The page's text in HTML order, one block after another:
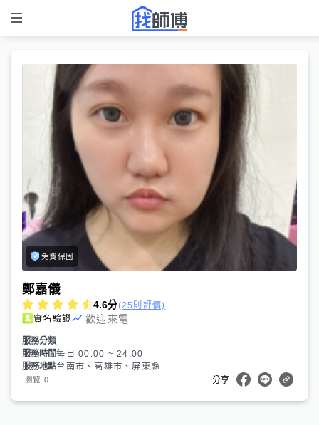
免費保固
鄭嘉儀
4.6分(25則評價)
實名驗證
歡迎來電
服務分類
服務時間每日 00:00 ~ 24:00
服務地點台南市、高雄市、屏東縣
瀏覽 0 分享